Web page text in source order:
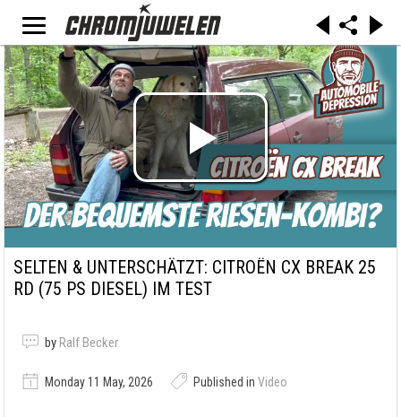
SELTEN & UNTERSCHÄTZT: CITROËN CX BREAK 25
RD (75 PS DIESEL) IM TEST
by Ralf Becker
Monday 11 May, 2026 Published in Video